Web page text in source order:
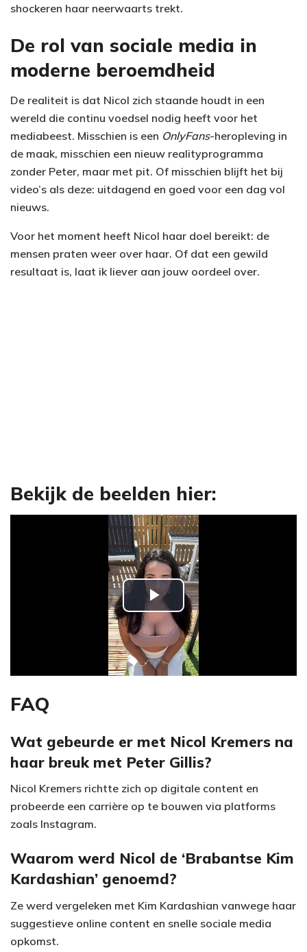
shockeren haar neerwaarts trekt.
De rol van sociale media in
moderne beroemdheid
De realiteit is dat Nicol zich staande houdt in een
wereld die continu voedsel nodig heeft voor het
mediabeest. Misschien is een OnlyFans-heropleving in
de maak, misschien een nieuw realityprogramma
zonder Peter, maar met pit. Of misschien blijft het bij
video’s als deze: uitdagend en goed voor een dag vol
nieuws.
Voor het moment heeft Nicol haar doel bereikt: de
mensen praten weer over haar. Of dat een gewild
resultaat is, laat ik liever aan jouw oordeel over.
Bekijk de beelden hier:
P
l
a
V
i
d
o
FAQ
Wat gebeurde er met Nicol Kremers na
haar breuk met Peter Gillis?
Nicol Kremers richtte zich op digitale content en
probeerde een carrière op te bouwen via platforms
zoals Instagram.
Waarom werd Nicol de ‘Brabantse Kim
Kardashian’ genoemd?
Ze werd vergeleken met Kim Kardashian vanwege haar
suggestieve online content en snelle sociale media
opkomst.